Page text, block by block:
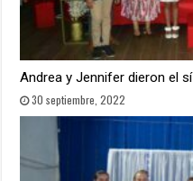
Andrea y Jennifer dieron el
30 septiembre, 2022